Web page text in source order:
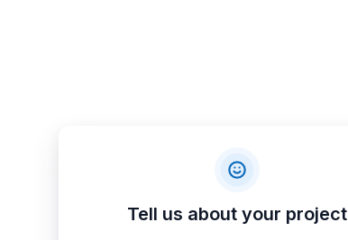
Tell us about your project